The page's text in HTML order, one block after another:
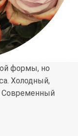
формы, но
Холодный,
Современный